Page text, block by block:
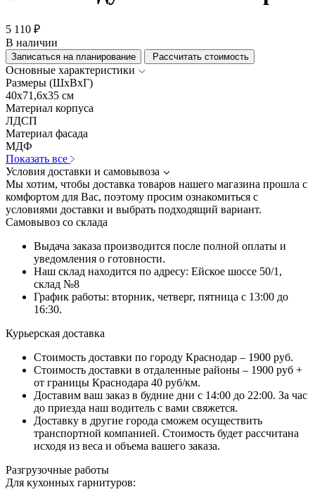
5 110 ₽
В наличии
Записаться на планирование Рассчитать стоимость
Основные характеристики
Размеры (ШхВхГ)
40x71,6x35 см
Материал корпуса
ЛДСП
Материал фасада
МДФ
Показать все
Условия доставки и самовывоза
Мы хотим, чтобы доставка товаров нашего магазина прошла с
комфортом для Вас, поэтому просим ознакомиться с
условиями доставки и выбрать подходящий вариант.
Самовывоз со склада
Выдача заказа производится после полной оплаты и
уведомления о готовности.
Наш склад находится по адресу: Ейское шоссе 50/1,
склад №8
График работы: вторник, четверг, пятница с 13:00 до
16:30.
Курьерская доставка
Стоимость доставки по городу Краснодар – 1900 руб.
Стоимость доставки в отдаленные районы – 1900 руб +
от границы Краснодара 40 руб/км.
Доставим ваш заказ в будние дни с 14:00 до 22:00. За час
до приезда наш водитель с вами свяжется.
Доставку в другие города сможем осуществить
транспортной компанией. Стоимость будет рассчитана
исходя из веса и объема вашего заказа.
Разгрузочные работы
Для кухонных гарнитуров: